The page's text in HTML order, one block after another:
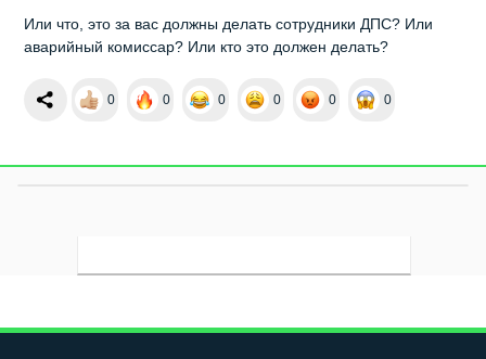
Или что, это за вас должны делать сотрудники ДПС? Или
аварийный комиссар? Или кто это должен делать?
0 0 0 0 0 0